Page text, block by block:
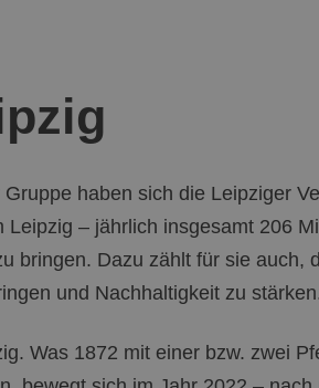
haben sich die Leipziger
– jährlich insgesamt 206
bringen. Dazu zählt für sie auch,
und Nachhaltigkeit zu
Was 1872 mit einer bzw. zwei